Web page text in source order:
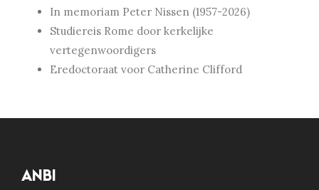
In memoriam Peter Nissen (1957-2026)
Studiereis Rome door kerkelijke
vertegenwoordigers
Eredoctoraat voor Catherine Clifford
ANBI